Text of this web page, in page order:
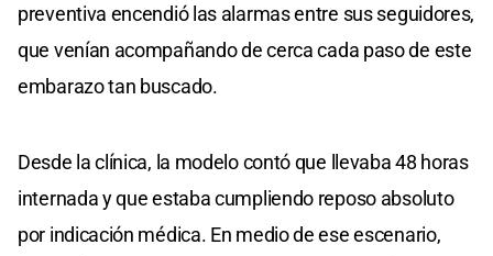
preventiva encendió las alarmas entre sus seguidores,
que venían acompañando de cerca cada paso de este
embarazo tan buscado.
Desde la clínica, la modelo contó que llevaba 48 horas
internada y que estaba cumpliendo reposo absoluto
por indicación médica. En medio de ese escenario,